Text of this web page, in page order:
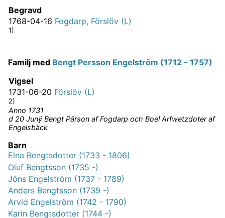
Begravd
1768-04-16 Fogdarp, Förslöv (L)
1)
Familj med Bengt Persson Engelström (1712 - 1757)
Vigsel
1731-06-20 Förslöv (L)
2)
Anno 1731
d 20 Junÿ Bengt Pärson af Fogdarp och Boel Arfwetzdoter af
Engelsbäck
Barn
Elna Bengtsdotter (1733 - 1806)
Oluf Bengtsson (1735 -)
Jöns Engelström (1737 - 1789)
Anders Bengtsson (1739 -)
Arvid Engelström (1742 - 1790)
Karin Bengtsdotter (1744 -)